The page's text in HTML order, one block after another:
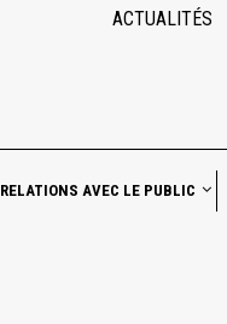
ACTUALITÉS
RELATIONS AVEC LE PUBLIC